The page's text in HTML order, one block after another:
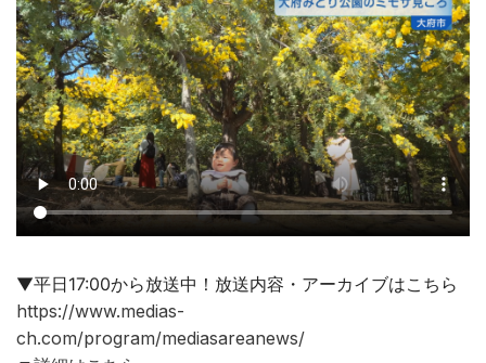
▼平日17:00から放送中！放送内容・アーカイブはこちら
https://www.medias-
ch.com/program/mediasareanews/